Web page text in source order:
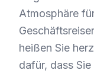
Atmosphäre
heißen Sie
dafür, dass